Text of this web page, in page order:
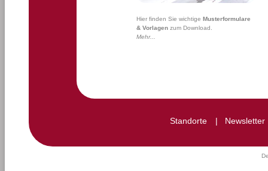
Hier finden Sie wichtige Musterformulare
& Vorlagen zum Download.
Mehr...
Standorte | Newsletter